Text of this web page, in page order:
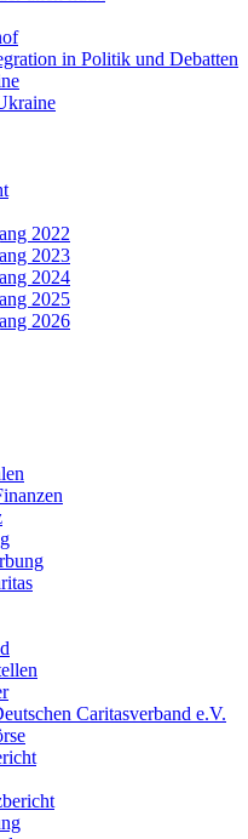
in Politik und Debatten
2022
2023
2024
2025
2026
Caritasverband e.V.